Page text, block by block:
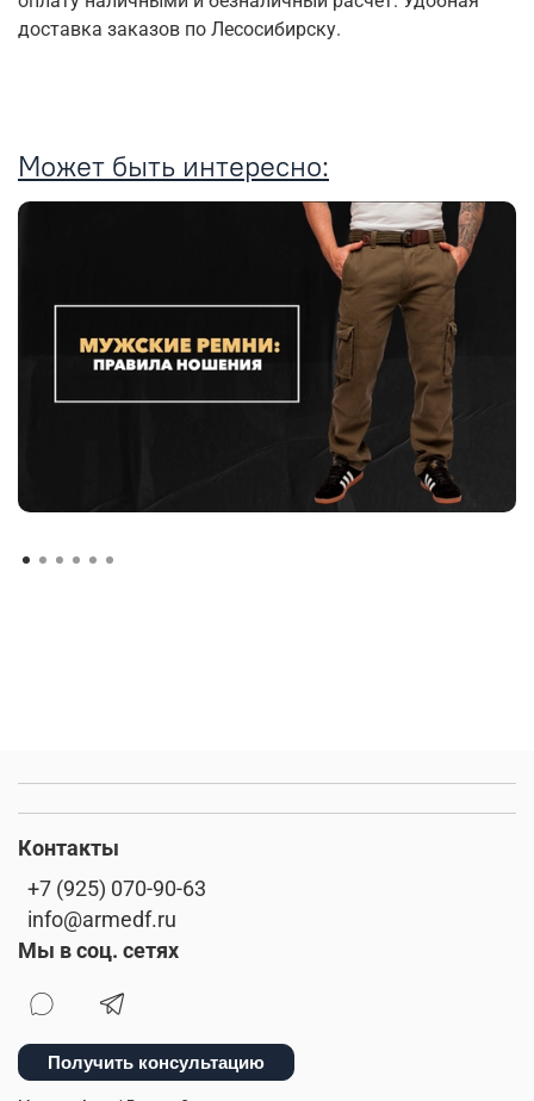
доставка заказов по Лесосибирску.
Может быть интересно:
Контакты
+7 (925) 070-90-63
info@armedf.ru
Мы в соц. сетях
Получить консультацию